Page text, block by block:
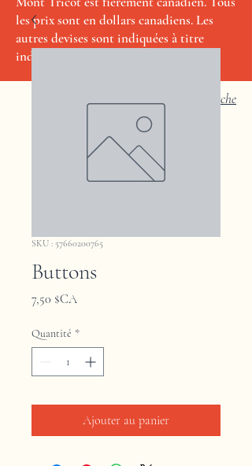
les prix sont en dollars canadiens. Les
autres devises sont indiquées à titre
indicatif seulement.
Recherche
SKU : 57660200765
Buttons
7,50 $CAPrix
Quantité *
Ajouter au panier